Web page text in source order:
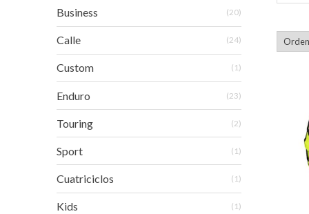
Business (20)
Calle (24)
Custom (1)
Enduro (23)
Touring (2)
Sport (1)
Cuatriciclos (1)
Kids (1)